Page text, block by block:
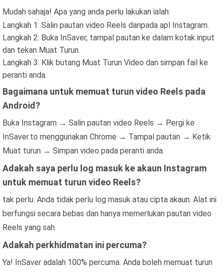
Mudah sahaja! Apa yang anda perlu lakukan ialah:
Langkah 1: Salin pautan video Reels daripada apl Instagram.
Langkah 2: Buka InSaver, tampal pautan ke dalam kotak input
dan tekan Muat Turun.
Langkah 3: Klik butang Muat Turun Video dan simpan fail ke
peranti anda.
Bagaimana untuk memuat turun video Reels pada
Android?
Buka Instagram → Salin pautan video Reels → Pergi ke
InSaver.to menggunakan Chrome → Tampal pautan → Ketik
Muat turun → Simpan video pada peranti anda.
Adakah saya perlu log masuk ke akaun Instagram
untuk memuat turun video Reels?
tak perlu. Anda tidak perlu log masuk atau cipta akaun. Alat ini
berfungsi secara bebas dan hanya memerlukan pautan video
Reels yang sah.
Adakah perkhidmatan ini percuma?
Ya! InSaver adalah 100% percuma. Anda boleh memuat turun